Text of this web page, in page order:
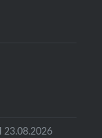
23.08.2026